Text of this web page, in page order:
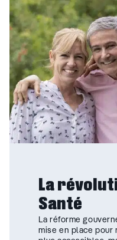
La
Santé
La réforme
mise en place